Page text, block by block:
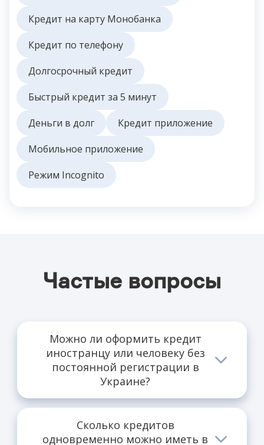
Кредит на карту Монобанка
Кредит по телефону
Долгосрочный кредит
Быстрый кредит за 5 минут
Деньги в долг
Кредит приложение
Мобильное приложение
Режим Incognito
Частые вопросы
Можно ли оформить кредит
иностранцу или человеку без
постоянной регистрации в
Украине?
Нет, FirstCredit выдаёт кредиты
действительным паспортом и ИНН —
наличие постоянной регистрации (прописки)
Сколько кредитов
одновременно можно иметь в